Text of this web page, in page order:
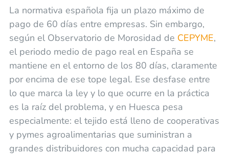
La normativa española fija un plazo máximo de
pago de 60 días entre empresas. Sin embargo,
según el Observatorio de Morosidad de CEPYME,
el periodo medio de pago real en España se
mantiene en el entorno de los 80 días, claramente
por encima de ese tope legal. Ese desfase entre
lo que marca la ley y lo que ocurre en la práctica
es la raíz del problema, y en Huesca pesa
especialmente: el tejido está lleno de cooperativas
y pymes agroalimentarias que suministran a
grandes distribuidores con mucha capacidad para